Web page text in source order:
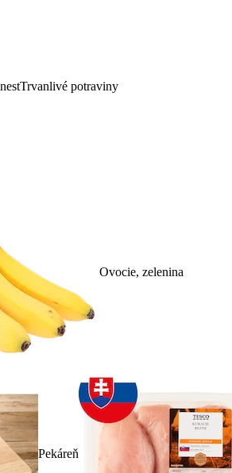
Trvanlivé potraviny
Ovocie, zelenina
Pekáreň